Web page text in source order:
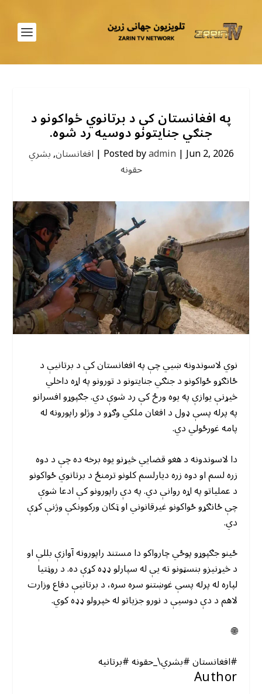
په افغانستان کې د برتانوي ځواکونو د
جنګي جنایتونو دوسیه رد شوه.
Posted byadmin|Jun 2, 2026
| افغانستان,بشري
حقونه
نوي لاسوندونه ښیي چې په افغانستان کې د برتانیې د
ځانګړو ځواکونو د جنګي جنایتونو د تورونو په اړه داخلي
څیړنې یوازې په یوه ورځ کې رد شوې دي. جګپوړو افسرانو
په پرله پسې ډول د افغان ملکي وګړو د وژلو راپورونه له
پامه غورځولي دي.
دا لاسوندونه د هغو قضایي څیړنو یوه برخه ده چې د دوه
زره لسم او دوه زره دیارلسم کلونو ترمنځ د برتانوي ځواکونو
د عملیاتو په اړه روانې دي. په دې راپورونو کې ادعا شوې
چې ځانګړو ځواکونو غیرقانوني او ټکان ورکوونکې وژنې کړې
دي.
ځینو جګپوړو پوځي چارواکو دا مستند راپورونه آوازې بللې او
د څیړنیزو بنسټونو ته یې له سپارلو ډډه کړې ده. د روڼتیا
لپاره له پرله پسې غوښتنو سره سره، د برتانیې دفاع وزارت
لاهم د دې دوسیې د نورو جزیاتو له خپرولو ډډه کوي.
🌐
#افغانستان #بشري\_حقونه #برتانیه
Author